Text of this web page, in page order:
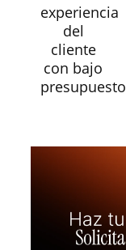
experiencia
del
cliente
con bajo
presupuesto